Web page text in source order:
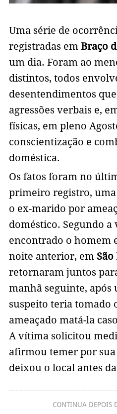
Uma série de
registradas em Braço
um dia. Foram ao
distintos, todos
desentendimentos
agressões verbais e,
físicas, em pleno
conscientização e
doméstica.
Os fatos foram no
primeiro registro,
o ex-marido por
doméstico. Segundo
encontrado o homem
noite anterior, em
retornaram juntos
manhã seguinte, após
suspeito teria tomado
ameaçado matá-la
A vítima solicitou
afirmou temer por
deixou o local antes
CONTINUA DEPOIS